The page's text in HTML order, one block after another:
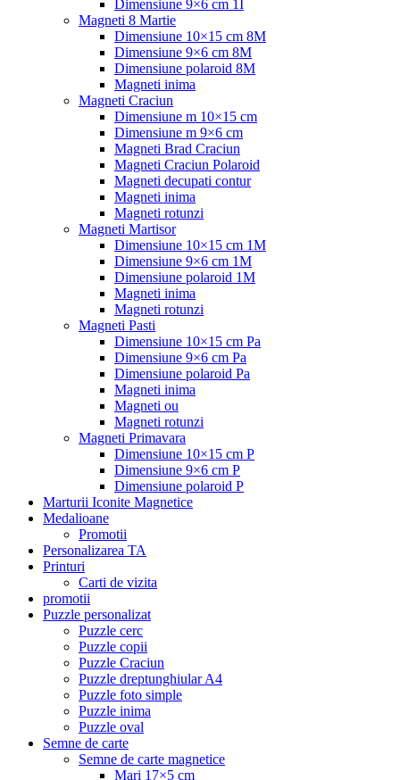
Dimensiune 9×6 cm 1I
Magneti 8 Martie
Dimensiune 10×15 cm 8M
Dimensiune 9×6 cm 8M
Dimensiune polaroid 8M
Magneti inima
Magneti Craciun
Dimensiune m 10×15 cm
Dimensiune m 9×6 cm
Magneti Brad Craciun
Magneti Craciun Polaroid
Magneti decupati contur
Magneti inima
Magneti rotunzi
Magneti Martisor
Dimensiune 10×15 cm 1M
Dimensiune 9×6 cm 1M
Dimensiune polaroid 1M
Magneti inima
Magneti rotunzi
Magneti Pasti
Dimensiune 10×15 cm Pa
Dimensiune 9×6 cm Pa
Dimensiune polaroid Pa
Magneti inima
Magneti ou
Magneti rotunzi
Magneti Primavara
Dimensiune 10×15 cm P
Dimensiune 9×6 cm P
Dimensiune polaroid P
Marturii Iconite Magnetice
Medalioane
Promotii
Personalizarea TA
Printuri
Carti de vizita
promotii
Puzzle personalizat
Puzzle cerc
Puzzle copii
Puzzle Craciun
Puzzle dreptunghiular A4
Puzzle foto simple
Puzzle inima
Puzzle oval
Semne de carte
Semne de carte magnetice
Mari 17×5 cm